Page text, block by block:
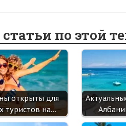
по этой
открыты для
туристов на…